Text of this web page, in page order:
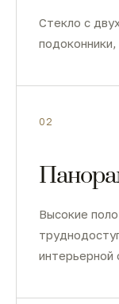
Стекло с
02
Высокие
интерьерной